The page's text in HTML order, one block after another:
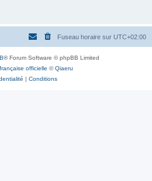
Fuseau horaire sur UTC+02:00
® Forum Software © phpBB Limited
officielle ©Qiaeru
| Conditions